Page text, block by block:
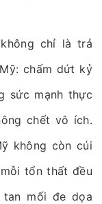
chỉ là trả
chấm dứt kỷ
sức mạnh thực
chết vô ích.
không còn cúi
tổn thất đều
mối đe dọa